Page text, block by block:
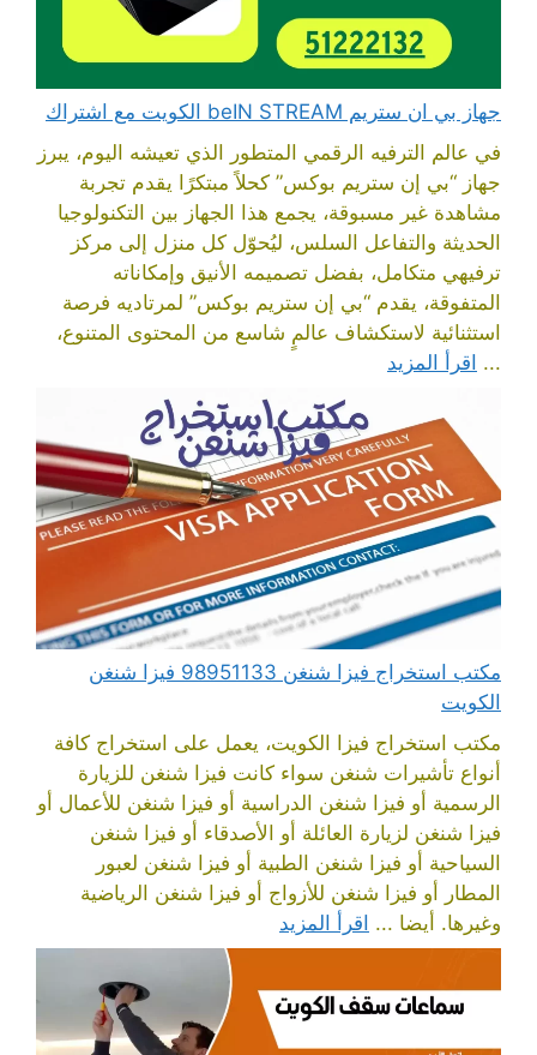
جهاز بي ان ستريم beIN STREAM الكويت مع اشتراك
في عالم الترفيه الرقمي المتطور الذي تعيشه اليوم، يبرز
جهاز “بي إن ستريم بوكس” كحلاً مبتكرًا يقدم تجربة
مشاهدة غير مسبوقة، يجمع هذا الجهاز بين التكنولوجيا
الحديثة والتفاعل السلس، ليُحوّل كل منزل إلى مركز
ترفيهي متكامل، بفضل تصميمه الأنيق وإمكاناته
المتفوقة، يقدم “بي إن ستريم بوكس” لمرتاديه فرصة
استثنائية لاستكشاف عالمٍ شاسع من المحتوى المتنوع،
... اقرأ المزيد
مكتب استخراج فيزا شنغن 98951133 فيزا شنغن
الكويت
مكتب استخراج فيزا الكويت، يعمل على استخراج كافة
أنواع تأشيرات شنغن سواء كانت فيزا شنغن للزيارة
الرسمية أو فيزا شنغن الدراسية أو فيزا شنغن للأعمال أو
فيزا شنغن لزيارة العائلة أو الأصدقاء أو فيزا شنغن
السياحية أو فيزا شنغن الطبية أو فيزا شنغن لعبور
المطار أو فيزا شنغن للأزواج أو فيزا شنغن الرياضية
وغيرها. أيضا ... اقرأ المزيد